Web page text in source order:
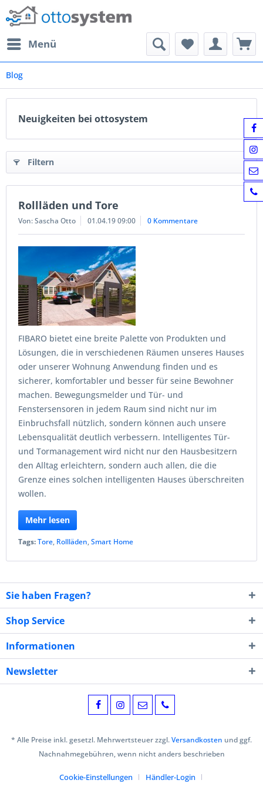
Menü
Blog
Neuigkeiten bei ottosystem
Filtern
Rollläden und Tore
Von: Sascha Otto 01.04.19 09:00 0 Kommentare
FIBARO bietet eine breite Palette von Produkten und
Lösungen, die in verschiedenen Räumen unseres Hauses
oder unserer Wohnung Anwendung finden und es
sicherer, komfortabler und besser für seine Bewohner
machen. Bewegungsmelder und Tür- und
Fenstersensoren in jedem Raum sind nicht nur im
Einbruchsfall nützlich, sondern können auch unsere
Lebensqualität deutlich verbessern. Intelligentes Tür-
und Tormanagement wird nicht nur den Hausbesitzern
den Alltag erleichtern, sondern auch allen, die die
Grenze eines solchen intelligenten Hauses überschreiten
wollen.
Mehr lesen
Tags:Tore, Rollläden,Smart Home
Sie haben Fragen?
Shop Service
Informationen
Newsletter
* Alle Preise inkl. gesetzl. Mehrwertsteuer zzgl.Versandkosten und ggf.
Nachnahmegebühren, wenn nicht anders beschrieben
Cookie-Einstellungen Händler-Login